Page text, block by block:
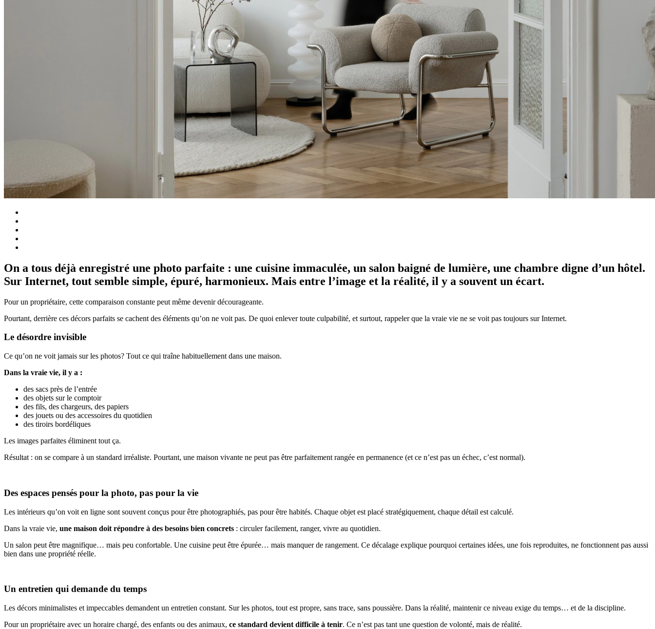
On a tous déjà enregistré une photo parfaite : une cuisine immaculée, un salon baigné de lumière, une chambre digne d’un hôtel.
Sur Internet, tout semble simple, épuré, harmonieux. Mais entre l’image et la réalité, il y a souvent un écart.
Pour un propriétaire, cette comparaison constante peut même devenir décourageante.
Pourtant, derrière ces décors parfaits se cachent des éléments qu’on ne voit pas. De quoi enlever toute culpabilité, et surtout, rappeler que la vraie vie ne se voit pas toujours sur Internet.
Le désordre invisible
Ce qu’on ne voit jamais sur les photos? Tout ce qui traîne habituellement dans une maison.
Dans la vraie vie, il y a :
des sacs près de l’entrée
des objets sur le comptoir
des fils, des chargeurs, des papiers
des jouets ou des accessoires du quotidien
des tiroirs bordéliques
Les images parfaites éliminent tout ça.
Résultat : on se compare à un standard irréaliste. Pourtant, une maison vivante ne peut pas être parfaitement rangée en permanence (et ce n’est pas un échec, c’est normal).
Des espaces pensés pour la photo, pas pour la vie
Les intérieurs qu’on voit en ligne sont souvent conçus pour être photographiés, pas pour être habités. Chaque objet est placé stratégiquement, chaque détail est calculé.
Dans la vraie vie, une maison doit répondre à des besoins bien concrets : circuler facilement, ranger, vivre au quotidien.
Un salon peut être magnifique… mais peu confortable. Une cuisine peut être épurée… mais manquer de rangement. Ce décalage explique pourquoi certaines idées, une fois reproduites, ne fonctionnent pas aussi
bien dans une propriété réelle.
Un entretien qui demande du temps
Les décors minimalistes et impeccables demandent un entretien constant. Sur les photos, tout est propre, sans trace, sans poussière. Dans la réalité, maintenir ce niveau exige du temps… et de la discipline.
Pour un propriétaire avec un horaire chargé, des enfants ou des animaux, ce standard devient difficile à tenir. Ce n’est pas tant une question de volonté, mais de réalité.